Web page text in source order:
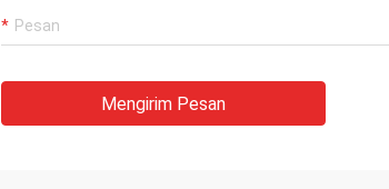
Mengirim Pesan